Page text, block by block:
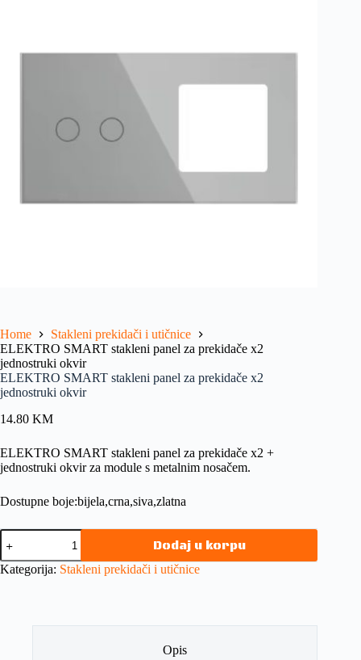
Home
Stakleni prekidači i utičnice
ELEKTRO SMART stakleni panel za prekidače x2
jednostruki okvir
ELEKTRO SMART stakleni panel za prekidače x2
jednostruki okvir
14.80 KM
ELEKTRO SMART stakleni panel za prekidače x2 +
jednostruki okvir za module s metalnim nosačem.
Dostupne boje:bijela,crna,siva,zlatna
Dodaj u korpu
Kategorija: Stakleni prekidači i utičnice
Opis